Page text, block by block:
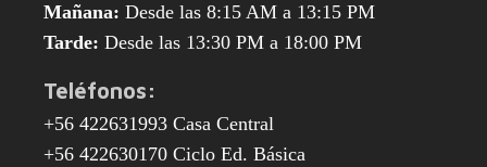
Mañana: Desde las 8:15 AM a 13:15 PM
Tarde: Desde las 13:30 PM a 18:00 PM
Teléfonos:
+56 422631993 Casa Central
+56 422630170 Ciclo Ed. Básica